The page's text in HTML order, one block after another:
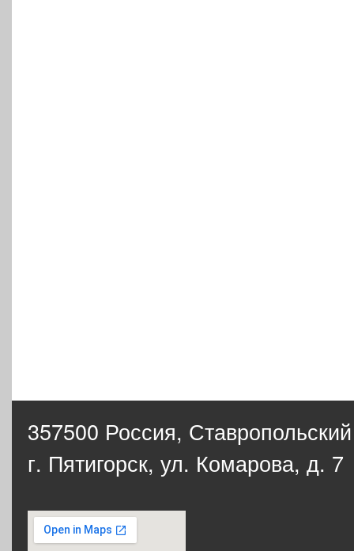
357500 Россия,
г. Пятигорск, ул. Комарова, д. 7